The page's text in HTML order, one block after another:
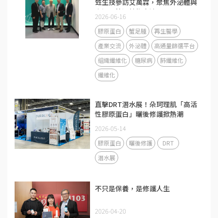
高通量篩選技術交流
2026-06-16
膠原蛋白 蟹足腫
再生醫學
產業交流
外泌體
高通量篩選平台
組織纖維化
糖尿病
肺纖維化
纖維化
直擊DRT潛水展！朵珂理肌「高活
性膠原蛋白」曬後修護掀熱潮
2026-05-14
膠原蛋白 曬後修護
DRT
潛水展
不只是保養，是修護人生
2026-04-20